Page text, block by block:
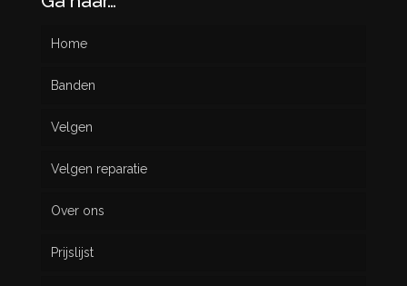
Home
Banden
Nieuw
Gebruikt
Velgen
Velgen reparatie
Over ons
Prijslijst